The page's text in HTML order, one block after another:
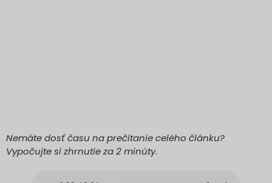
Nemáte dosť času na prečítanie celého článku?
Vypočujte si zhrnutie za 2 minúty.